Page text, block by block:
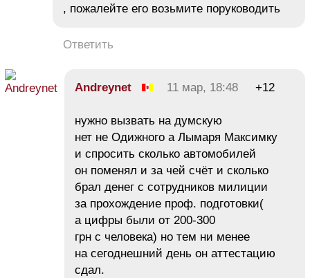
, пожалейте его возьмите поруководить
Ответить
Andreynet 11 мар, 18:48 +12
нужно вызвать на думскую
нет не Одижного а Лымаря Максимку
и спросить сколько автомобилей
он поменял и за чей счёт и сколько
брал денег с сотрудников милиции
за прохождение проф. подготовки(
а цифры были от 200-300
грн с человека) но тем ни менее
на сегоднешний день он аттестацию
сдал.